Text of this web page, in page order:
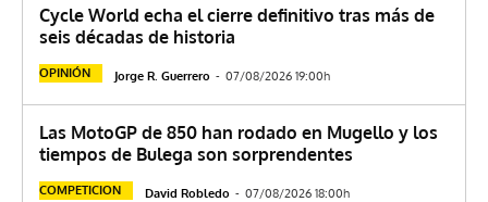
Cycle World echa el cierre definitivo tras más de
seis décadas de historia
OPINIÓN Jorge R. Guerrero - 07/08/2026 19:00h
Las MotoGP de 850 han rodado en Mugello y los
tiempos de Bulega son sorprendentes
COMPETICION David Robledo - 07/08/2026 18:00h